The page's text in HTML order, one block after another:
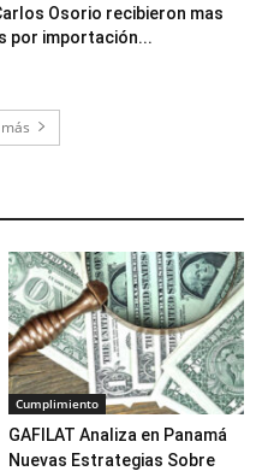
Osorio recibieron mas
por importación...
Cumplimiento
GAFILAT Analiza en Panamá
Nuevas Estrategias Sobre